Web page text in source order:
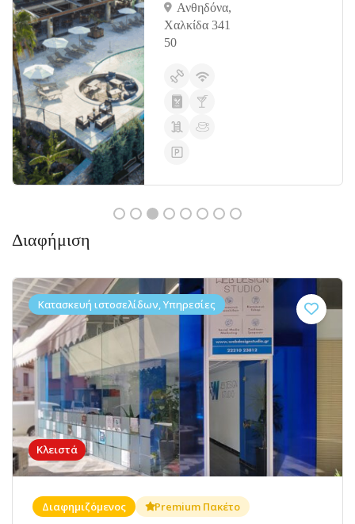
Ανθηδόνα,
Χαλκίδα 341
50
Διαφήμιση
Κλειστά
Κατασκευή ιστοσελίδων, Υπηρεσίες
Διαφημιζόμενος Premium Πακέτο